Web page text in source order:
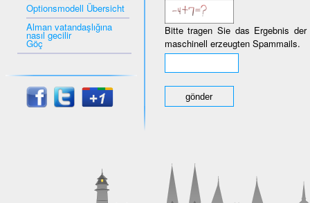
Optionsmodell Übersicht
Alman vatandaşlığına
nasıl gecilir
Göç
Bitte tragen Sie das Ergebnis
maschinell erzeugten Spammails.